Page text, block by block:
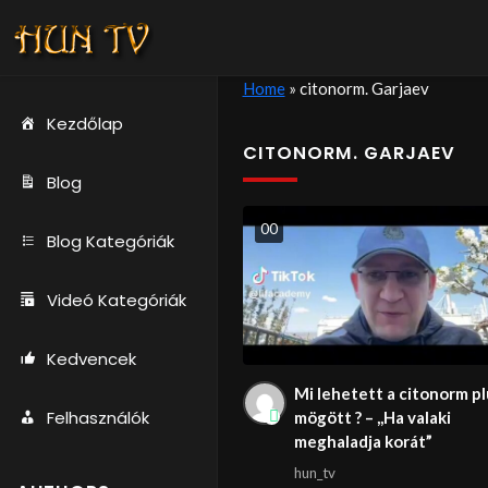
Kezdőlap
Blog
Blog Kategóriák
Videó Kategóriák
Kedvencek
Felhasználók
Home» citonorm. Garjaev
CITONORM. GARJAEV
00
Mi lehetett a citonorm
mögött ? – ,,Ha valaki
meghaladja korát”
hun_tv